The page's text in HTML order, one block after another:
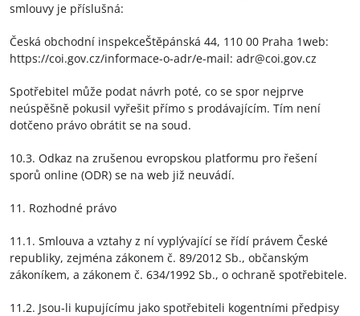
smlouvy je příslušná:
Česká obchodní inspekceŠtěpánská 44, 110 00 Praha 1web:
https://coi.gov.cz/informace-o-adr/e-mail: adr@coi.gov.cz
Spotřebitel může podat návrh poté, co se spor nejprve
neúspěšně pokusil vyřešit přímo s prodávajícím. Tím není
dotčeno právo obrátit se na soud.
10.3. Odkaz na zrušenou evropskou platformu pro řešení
sporů online (ODR) se na web již neuvádí.
11. Rozhodné právo
11.1. Smlouva a vztahy z ní vyplývající se řídí právem České
republiky, zejména zákonem č. 89/2012 Sb., občanským
zákoníkem, a zákonem č. 634/1992 Sb., o ochraně spotřebitele.
11.2. Jsou-li kupujícímu jako spotřebiteli kogentními předpisy